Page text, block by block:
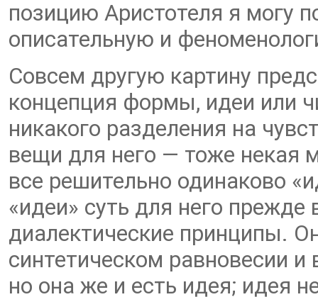
позицию Аристотеля я могу
описательную и
Совсем другую картину
концепция формы, идеи или
никакого разделения на
вещи для него — тоже некая
все решительно одинаково
«идеи» суть для него прежде
диалектические принципы.
синтетическом равновесии
но она же и есть идея; идея